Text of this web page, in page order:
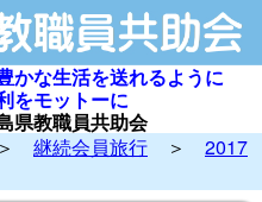
かな生活を送れるように
をモットーに
県教職員共助会
継続会員旅行 ＞ 2017